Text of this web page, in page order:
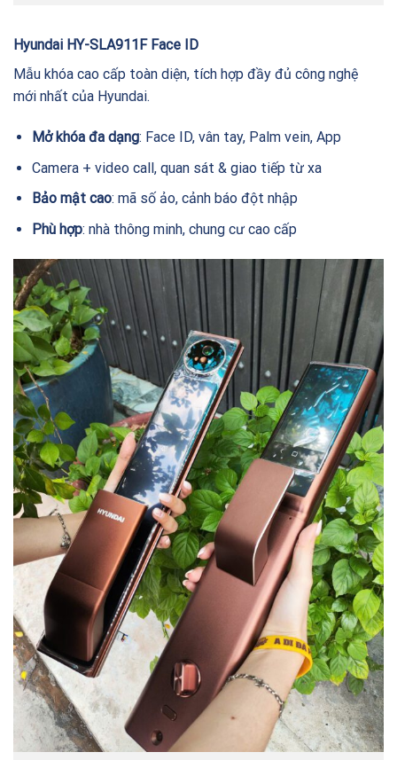
Hyundai HY-SLA911F Face ID
Mẫu khóa cao cấp toàn diện, tích hợp đầy đủ công nghệ
mới nhất của Hyundai.
Mở khóa đa dạng: Face ID, vân tay, Palm vein, App
Camera + video call, quan sát & giao tiếp từ xa
Bảo mật cao: mã số ảo, cảnh báo đột nhập
Phù hợp: nhà thông minh, chung cư cao cấp